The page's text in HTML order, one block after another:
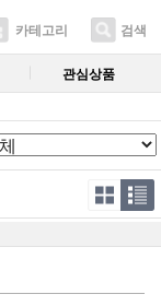
카테고리 검색
관심상품